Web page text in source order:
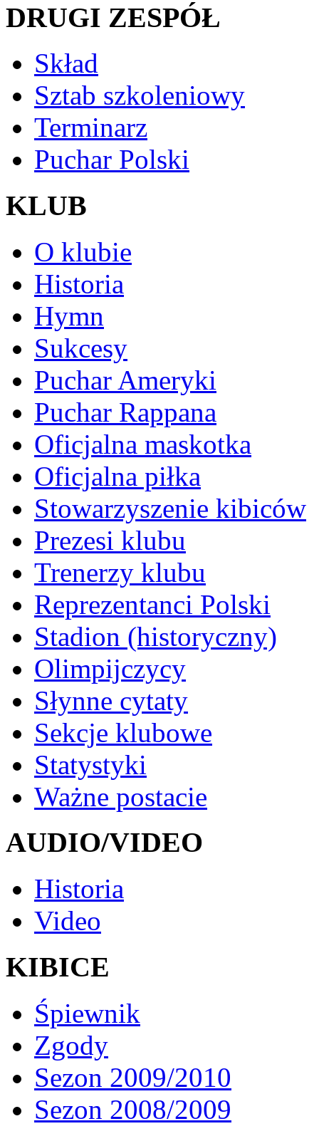
DRUGI ZESPÓŁ
Skład
Sztab szkoleniowy
Terminarz
Puchar Polski
KLUB
O klubie
Historia
Hymn
Sukcesy
Puchar Ameryki
Puchar Rappana
Oficjalna maskotka
Oficjalna piłka
Stowarzyszenie kibiców
Prezesi klubu
Trenerzy klubu
Reprezentanci Polski
Stadion (historyczny)
Olimpijczycy
Słynne cytaty
Sekcje klubowe
Statystyki
Ważne postacie
AUDIO/VIDEO
Historia
Video
KIBICE
Śpiewnik
Zgody
Sezon 2009/2010
Sezon 2008/2009